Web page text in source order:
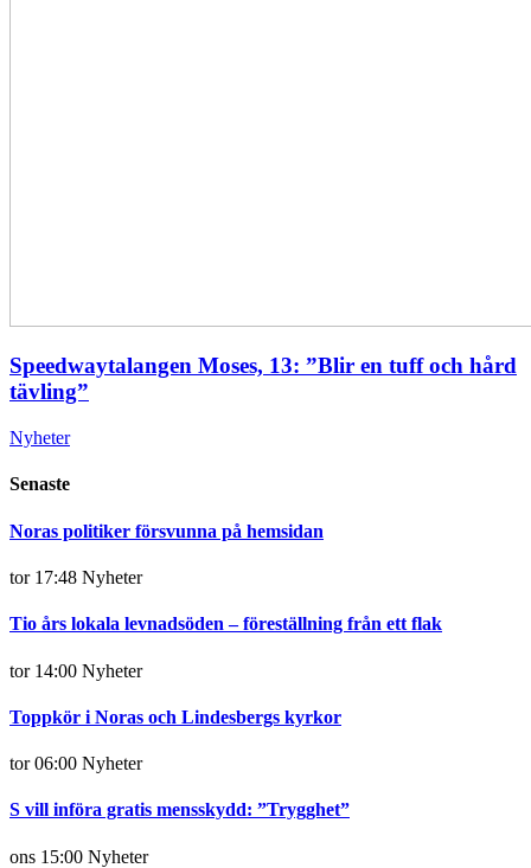
Speedwaytalangen Moses, 13: ”Blir en tuff och hård
tävling”
Nyheter
Senaste
Noras politiker försvunna på hemsidan
tor 17:48 Nyheter
Tio års lokala levnadsöden – föreställning från ett flak
tor 14:00 Nyheter
Toppkör i Noras och Lindesbergs kyrkor
tor 06:00 Nyheter
S vill införa gratis mensskydd: ”Trygghet”
ons 15:00 Nyheter